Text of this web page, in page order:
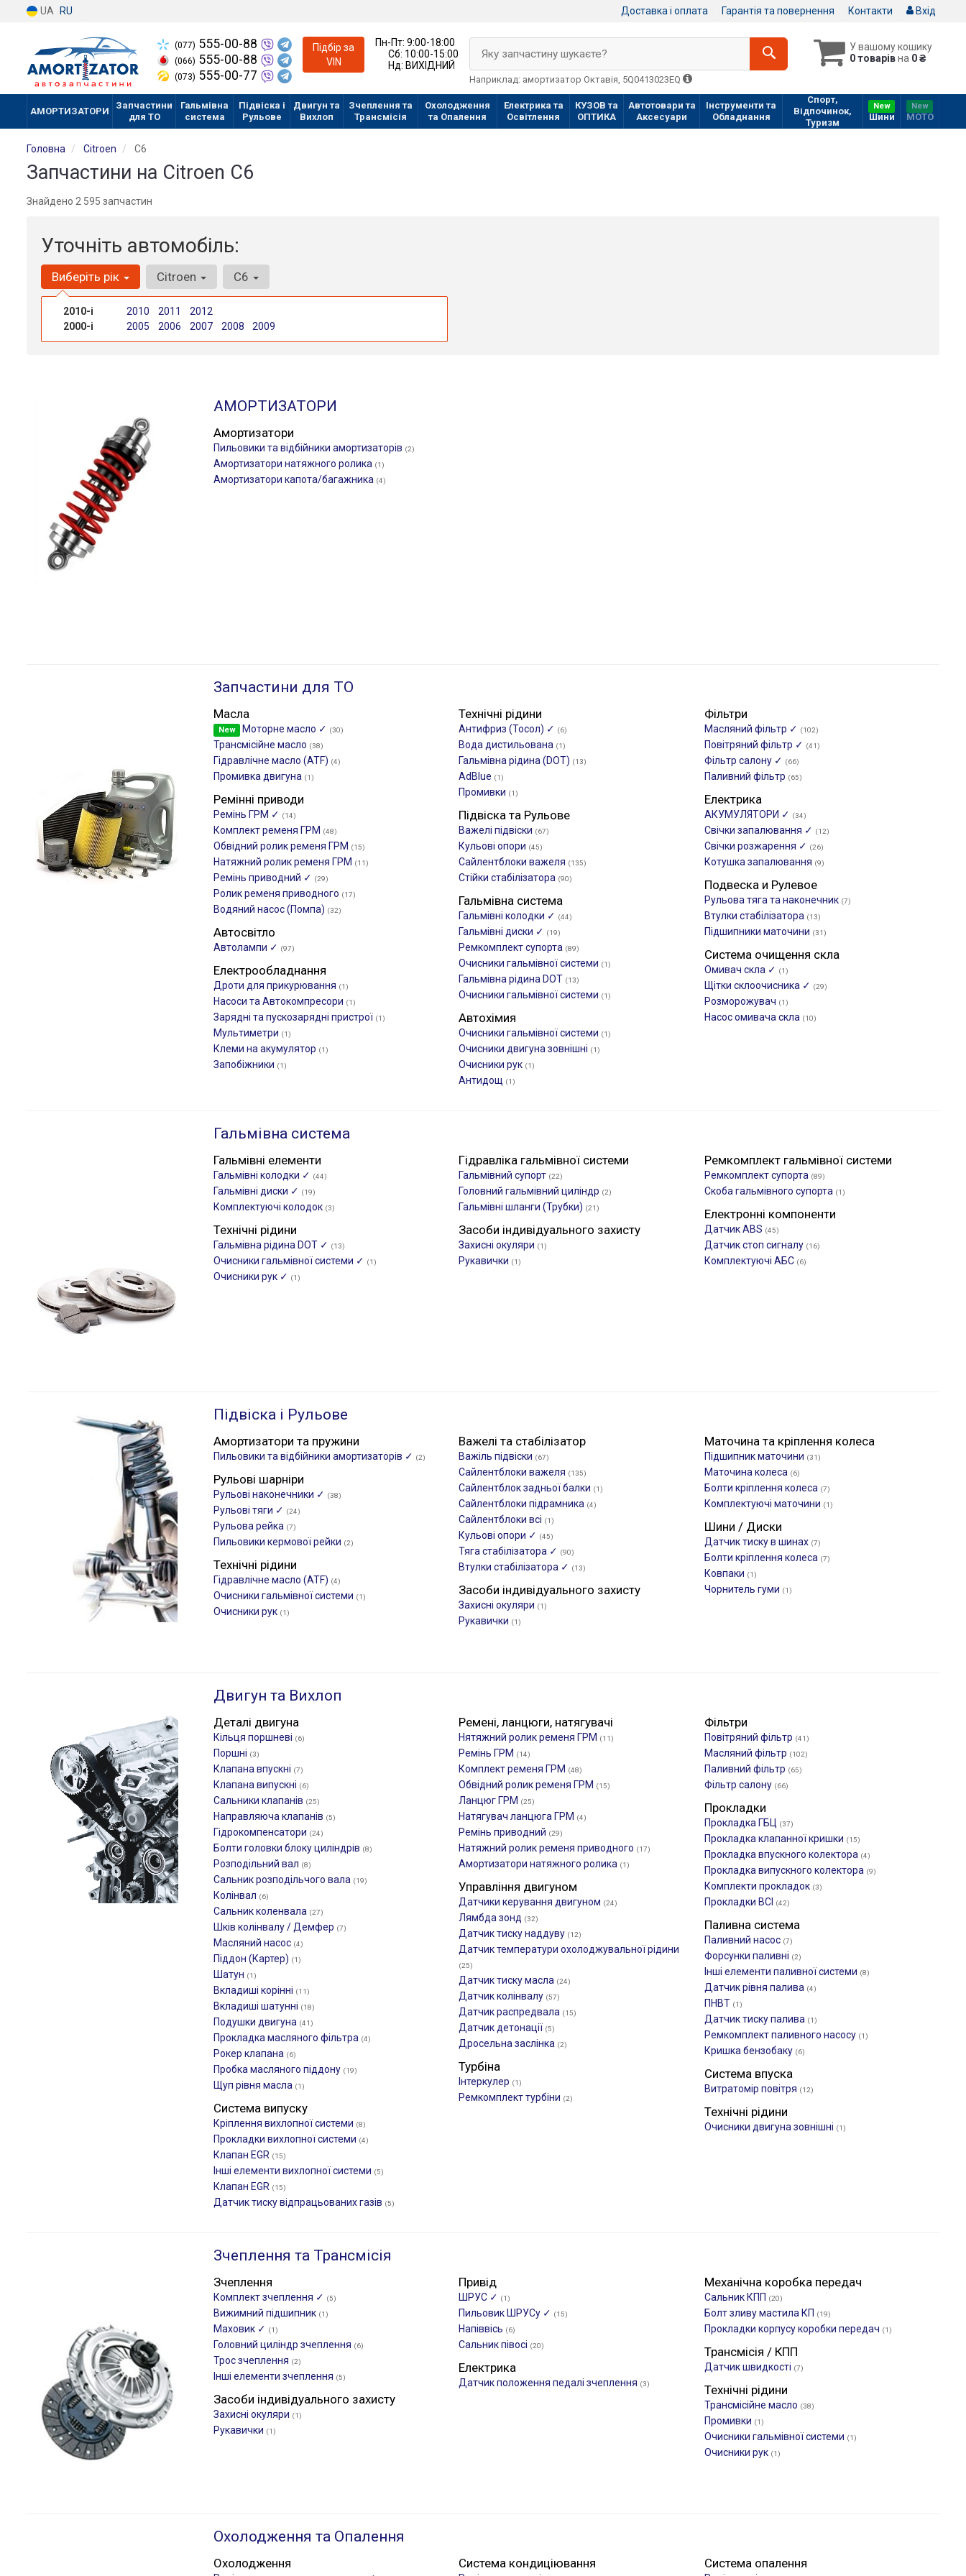
UA RU Доставка і оплата Гарантія та повернення Контакти Вхід
(077) 555-00-88
(066) 555-00-88
(073) 555-00-77
Підбір за
VIN
Пн-Пт:9:00-18:00
Сб: 10:00-15:00
Нд: ВИХІДНИЙ
У вашому кошику
0 товарівна 0 ₴
Яку запчастину шукаєте?
Наприклад: амортизатор Октавія, 5Q0413023EQ
АМОРТИЗАТОРИ
Запчастини
для ТО
Гальмівна
система
Підвіска і
Рульове
Двигун та
Вихлоп
Зчеплення та
Трансмісія
Охолодження
та Опалення
Електрика та
Освітлення
КУЗОВ та
ОПТИКА
Автотовари та
Аксесуари
Інструменти та
Обладнання
Спорт,
Відпочинок,
Туризм
New
Шини
New
МOTO
Головна Citroen C6
Запчастини на Citroen C6
Знайдено 2 595 запчастин
Уточніть автомобіль:
Виберіть рік
2010-і 2010 2011
2012
2000-і
2005 2006 2007 2008 2009
Citroen C6
АМОРТИЗАТОРИ
Амортизатори
Пильовики та відбійники амортизаторів (2)
Амортизатори натяжного ролика (1)
Амортизатори капота/багажника (4)
Запчастини для ТО
Масла
New Моторне масло ✓ (30)
Трансмісійне масло (38)
Гідравлічне масло (ATF) (4)
Промивка двигуна (1)
Технічні рідини
Антифриз (Тосол) ✓ (6)
Вода дистильована (1)
Гальмівна рідина (DOT) (13)
AdBlue (1)
Промивки (1)
Фільтри
Масляний фільтр ✓ (102)
Повітряний фільтр ✓ (41)
Фільтр салону ✓ (66)
Паливний фільтр (65)
Ремінні приводи
Ремінь ГРМ ✓ (14)
Комплект ременя ГРМ (48)
Обвідний ролик ременя ГРМ (15)
Натяжний ролик ременя ГРМ (11)
Ремінь приводний ✓ (29)
Ролик ременя приводного (17)
Водяний насос (Помпа) (32)
Електрика
АКУМУЛЯТОРИ ✓ (34)
Свічки запалювання ✓ (12)
Свічки розжарення ✓ (26)
Котушка запалювання (9)
Підвіска та Рульове
Важелі підвіски (67)
Кульові опори (45)
Сайлентблоки важеля (135)
Стійки стабілізатора (90) Подвеска и Рулевое
Рульова тяга та наконечник (7)
Втулки стабілізатора (13)
Підшипники маточини (31)
Гальмівна система
Гальмівні колодки ✓ (44)
Гальмівні диски ✓ (19)
Ремкомплект супорта (89)
Очисники гальмівної системи (1)
Гальмівна рідина DOT (13)
Очисники гальмівної системи (1)
Автосвітло
Автолампи ✓ (97) Система очищення скла
Омивач скла ✓ (1)
Щітки склоочиcника ✓ (29)
Розморожувач (1)
Насос омивача скла (10)
Електрообладнання
Дроти для прикурювання (1)
Насоси та Автокомпресори (1)
Зарядні та пускозарядні пристрої (1)
Мультиметри (1)
Клеми на акумулятор (1)
Запобіжники (1)
Автохімия
Очисники гальмівної системи (1)
Очисники двигуна зовнішні (1)
Очисники рук (1)
Антидощ (1)
Гальмівна система
Гальмівні елементи
Гальмівні колодки ✓ (44)
Гальмівні диски ✓ (19)
Комплектуючі колодок (3)
Гідравліка гальмівної системи
Гальмівний супорт (22)
Головний гальмівний циліндр (2)
Гальмівні шланги (Трубки) (21)
Ремкомплект гальмівної системи
Ремкомплект супорта (89)
Скоба гальмівного супорта (1)
Електронні компоненти
Датчик ABS (45)
Датчик стоп сигналу (16)
Комплектуючі АБС (6)
Технічні рідини
Гальмівна рідина DOT ✓ (13)
Очисники гальмівної системи ✓ (1)
Очисники рук ✓ (1)
Засоби індивідуального захисту
Захисні окуляри (1)
Рукавички (1)
Підвіска і Рульове
Амортизатори та пружини
Пильовики та відбійники амортизаторів ✓ (2)
Важелі та стабілізатор
Важіль підвіски (67)
Сайлентблоки важеля (135)
Сайлентблок задньої балки (1)
Сайлентблоки підрамника (4)
Сайлентблоки всі (1)
Кульові опори ✓ (45)
Тяга стабілізатора ✓ (90)
Втулки стабілізатора ✓ (13)
Маточина та кріплення колеса
Підшипник маточини (31)
Маточина колеса (6)
Болти кріплення колеса (7)
Комплектуючі маточини (1)
Рульові шарніри
Рульові наконечники ✓ (38)
Рульові тяги ✓ (24)
Рульова рейка (7)
Пильовики кермової рейки (2)
Шини / Диски
Датчик тиску в шинах (7)
Болти кріплення колеса (7)
Ковпаки (1)
Чорнитель гуми (1)
Технічні рідини
Гідравлічне масло (ATF) (4)
Очисники гальмівної системи (1)
Очисники рук (1)
Засоби індивідуального захисту
Захисні окуляри (1)
Рукавички (1)
Двигун та Вихлоп
Деталі двигуна
Кільця поршневі (6)
Поршні (3)
Клапана впускні (7)
Клапана випускні (6)
Сальники клапанів (25)
Направляюча клапанів (5)
Гідрокомпенсатори (24)
Болти головки блоку циліндрів (8)
Розподільний вал (8)
Сальник розподільчого вала (19)
Колінвал (6)
Сальник коленвала (27)
Шків колінвалу / Демфер (7)
Масляний насос (4)
Піддон (Картер) (1)
Шатун (1)
Вкладиші корінні (11)
Вкладиші шатунні (18)
Подушки двигуна (41)
Прокладка масляного фільтра (4)
Рокер клапана (6)
Пробка масляного піддону (19)
Щуп рівня масла (1)
Ремені, ланцюги, натягувачі
Нятяжний ролик ременя ГРМ (11)
Ремінь ГРМ (14)
Комплект ременя ГРМ (48)
Обвідний ролик ременя ГРМ (15)
Ланцюг ГРМ (25)
Натягувач ланцюга ГРМ (4)
Ремінь приводний (29)
Натяжний ролик ременя приводного (17)
Амортизатори натяжного ролика (1)
Фільтри
Повітряний фільтр (41)
Масляний фільтр (102)
Паливний фільтр (65)
Фільтр салону (66)
Прокладки
Прокладка ГБЦ (37)
Прокладка клапанної кришки (15)
Прокладка впускного колектора (4)
Прокладка випускного колектора (9)
Комплекти прокладок (3)
Прокладки ВСІ (42)
Управління двигуном
Датчики керування двигуном (24)
Лямбда зонд (32)
Датчик тиску наддуву (12)
Датчик температури охолоджувальної рідини
(25)
Датчик тиску масла (24)
Датчик колінвалу (57)
Датчик распредвала (15)
Датчик детонації (5)
Дросельна заслінка (2)
Паливна система
Паливний насос (7)
Форсунки паливні (2)
Інші елементи паливної системи (8)
Датчик рівня палива (4)
ПНВТ (1)
Датчик тиску палива (1)
Ремкомплект паливного насосу (1)
Кришка бензобаку (6)
Турбіна
Інтеркулер (1)
Ремкомплект турбіни (2)
Система впуска
Витратомір повітря (12)
Система випуску
Кріплення вихлопної системи (8)
Прокладки вихлопної системи (4)
Клапан EGR (15)
Інші елементи вихлопної системи (5)
Клапан EGR (15)
Датчик тиску відпрацьованих газів (5)
Технічні рідини
Очисники двигуна зовнішні (1)
Зчеплення та Трансмісія
Зчеплення
Комплект зчеплення ✓ (5)
Вижимний підшипник (1)
Маховик ✓ (1)
Головний циліндр зчеплення (6)
Трос зчеплення (2)
Інші елементи зчеплення (5)
Привід
ШРУС ✓ (1)
Пильовик ШРУСу ✓ (15)
Напіввісь (6)
Сальник півосі (20)
Механічна коробка передач
Сальник КПП (20)
Болт зливу мастила КП (19)
Прокладки корпусу коробки передач (1)
Трансмісія / КПП
Датчик швидкості (7)
Електрика
Датчик положення педалі зчеплення (3) Технічні рідини
Трансмісійне масло (38)
Промивки (1)
Очисники гальмівної системи (1)
Очисники рук (1)
Засоби індивідуального захисту
Захисні окуляри (1)
Рукавички (1)
Охолодження та Опалення
Охолодження Система кондиціювання Система опалення